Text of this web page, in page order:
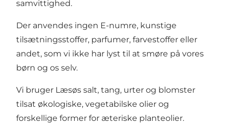
samvittighed.
Der anvendes ingen E-numre, kunstige
tilsætningsstoffer, parfumer, farvestoffer eller
andet, som vi ikke har lyst til at smøre på vores
børn og os selv.
Vi bruger Læsøs salt, tang, urter og blomster
tilsat økologiske, vegetabilske olier og
forskellige former for æteriske planteolier.